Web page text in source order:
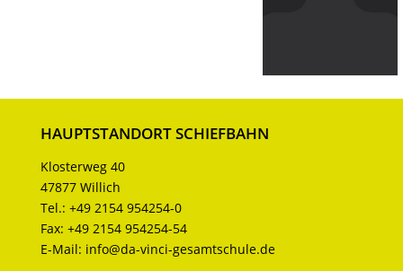
HAUPTSTANDORT SCHIEFBAHN
Klosterweg 40
47877 Willich
Tel.: +49 2154 954254-0
Fax: +49 2154 954254-54
E-Mail: info@da-vinci-gesamtschule.de